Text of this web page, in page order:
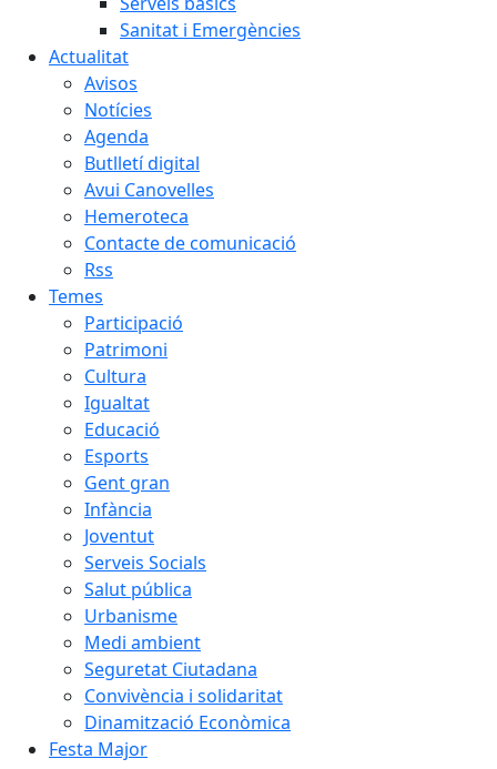
Sanitat i Emergències
Actualitat
Avisos
Notícies
Agenda
Butlletí digital
Avui Canovelles
Hemeroteca
Contacte de comunicació
Rss
Temes
Participació
Patrimoni
Cultura
Igualtat
Educació
Esports
Gent gran
Infància
Joventut
Serveis Socials
Salut pública
Urbanisme
Medi ambient
Seguretat Ciutadana
Convivència i solidaritat
Dinamització Econòmica
Festa Major